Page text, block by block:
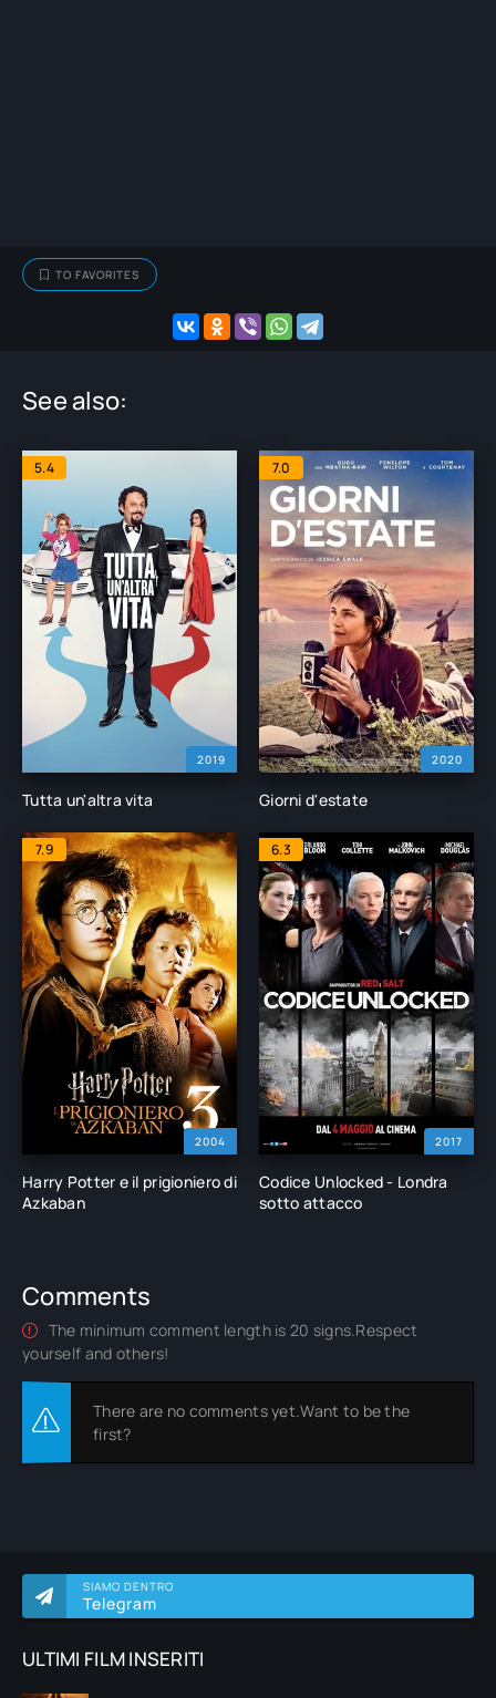
SIAMO DENTRO
Telegram
ULTIMI FILM INSERITI
TO FAVORITES
See also:
2019
5.4
Tutta un'altra vita
2020
7.0
Giorni d'estate
2004
7.9
Harry Potter e il prigioniero di
Azkaban
2017
6.3
Codice Unlocked - Londra
sotto attacco
Comments
The minimum comment length is 20 signs.Respect
yourself and others!
There are no comments yet.Want to be the
first?